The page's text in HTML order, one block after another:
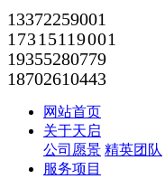
13372259001
17315119001
19355280779
18702610443
网站首页
关于天启
公司愿景 精英团队
服务项目